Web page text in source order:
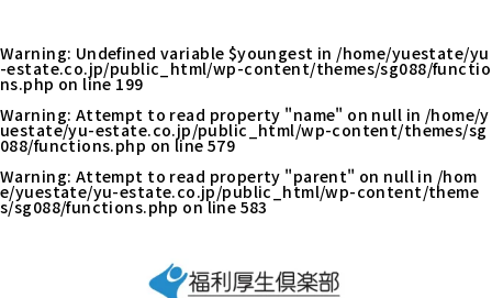
Warning: Undefined variable $youngest in /home/yuestate/yu
-estate.co.jp/public_html/wp-content/themes/sg088/functio
ns.php on line199
Warning: Attempt to read property "name" on null in /home/y
uestate/yu-estate.co.jp/public_html/wp-content/themes/sg
088/functions.php on line 579
Warning: Attempt to read property "parent" on null in /hom
e/yuestate/yu-estate.co.jp/public_html/wp-content/theme
s/sg088/functions.php on line 583